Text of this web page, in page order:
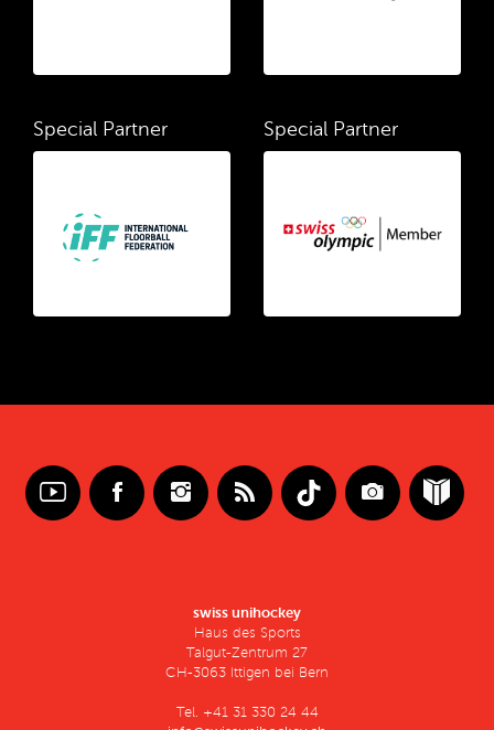
Special Partner Special Partner
swiss unihockey
Haus des Sports
Talgut-Zentrum 27
CH-3063 Ittigen bei Bern
Tel. +41 31 330 24 44